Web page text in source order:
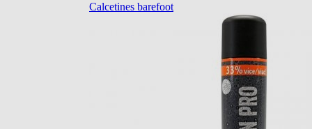
Calcetines barefoot